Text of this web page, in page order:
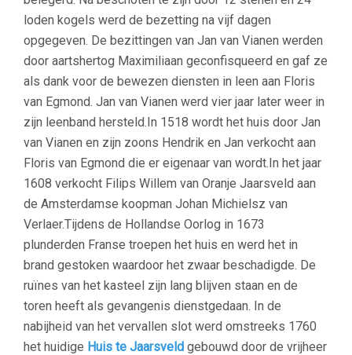
loden kogels werd de bezetting na vijf dagen
opgegeven. De bezittingen van Jan van Vianen werden
door aartshertog Maximiliaan geconfisqueerd en gaf ze
als dank voor de bewezen diensten in leen aan Floris
van Egmond. Jan van Vianen werd vier jaar later weer in
zijn leenband hersteld.In 1518 wordt het huis door Jan
van Vianen en zijn zoons Hendrik en Jan verkocht aan
Floris van Egmond die er eigenaar van wordt.In het jaar
1608 verkocht Filips Willem van Oranje Jaarsveld aan
de Amsterdamse koopman Johan Michielsz van
Verlaer.Tijdens de Hollandse Oorlog in 1673
plunderden Franse troepen het huis en werd het in
brand gestoken waardoor het zwaar beschadigde. De
ruïnes van het kasteel zijn lang blijven staan en de
toren heeft als gevangenis dienstgedaan. In de
nabijheid van het vervallen slot werd omstreeks 1760
het huidige Huis te Jaarsveld gebouwd door de vrijheer